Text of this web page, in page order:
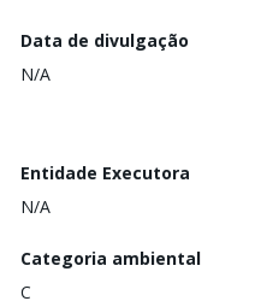
Data de divulgação
N/A
Entidade Executora
N/A
Categoria ambiental
C